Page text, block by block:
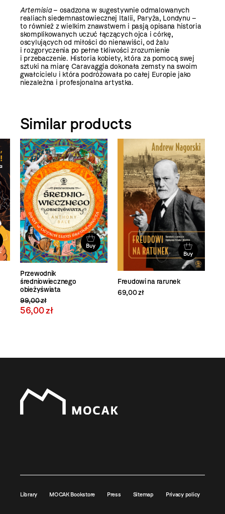
Artemisia– osadzona w sugestywnie odmalowanych
realiach siedemnastowiecznej Italii, Paryża, Londynu –
to również z wielkim znawstwem i pasją opisana historia
skomplikowanych uczuć łączących ojca i córkę,
oscylujących od miłości do nienawiści, od żalu
i rozgoryczenia po pełne tkliwości zrozumienie
i przebaczenie. Historia kobiety, która za pomocą swej
sztuki na miarę Caravaggia dokonała zemsty na swoim
gwałcicielu i która podróżowała po całej Europie jako
niezależna i profesjonalna artystka.
Similar products
Buy
Przewodnik
średniowiecznego
obieżyświata
99,00 zł
56,00 zł
Buy
Freudowi na rarunek
69,00 zł
Library MOCAK Bookstore Press Sitemap Privacy policy